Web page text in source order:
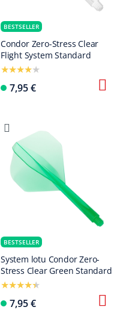
BESTSELLER
Condor Zero-Stress Clear
Flight System Standard
7,95 €
BESTSELLER
System lotu Condor Zero-
Stress Clear Green Standard
7,95 €